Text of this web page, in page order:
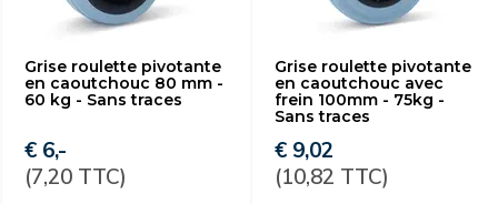
Grise roulette pivotante
en caoutchouc 80 mm -
60 kg - Sans traces
€ 6,-
(7,20 TTC)
Grise roulette pivotante
en caoutchouc avec
frein 100mm - 75kg -
Sans traces
€ 9,02
(10,82 TTC)